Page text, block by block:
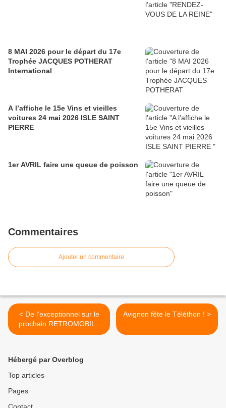
8 MAI 2026 pour le départ du 17e
Trophée JACQUES POTHERAT
International
A l’affiche le 15e Vins et vieilles
voitures 24 mai 2026 ISLE SAINT
PIERRE
1er AVRIL faire une queue de poisson
Commentaires
Ajouter un commentaire
< De l’exceptionnel sur le
prochain RETROMOBILE
2016
Avignon fête le Téléthon ! >
Hébergé par Overblog
Top articles
Pages